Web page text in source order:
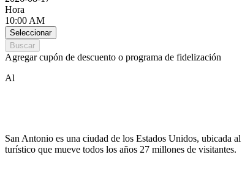
Hora
10:00 AM
Seleccionar
Buscar
Agregar cupón de descuento o programa de fidelización
Al
San Antonio es una ciudad de los Estados Unidos, ubicada
turístico que mueve todos los años 27 millones de visitantes.